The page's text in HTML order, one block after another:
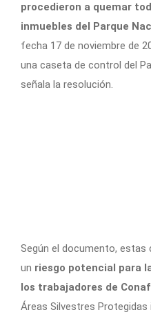
procedieron a quemar
inmuebles del Parque
fecha 17 de noviembre de
una caseta de control del
señala la resolución.
Según el documento, estas
un riesgo potencial para
los trabajadores de
Áreas Silvestres Protegidas